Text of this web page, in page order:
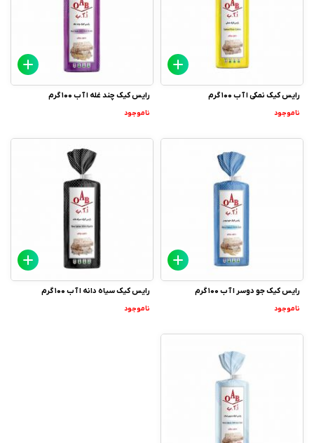
رایس کیک نمکی ا آ ب 100 گرم
ناموجود
رایس کیک چند غله ا آ ب 100 گرم
ناموجود
رایس کیک جو دوسر ا آ ب 100 گرم
ناموجود
رایس کیک سیاه دانه ا آ ب 100 گرم
ناموجود